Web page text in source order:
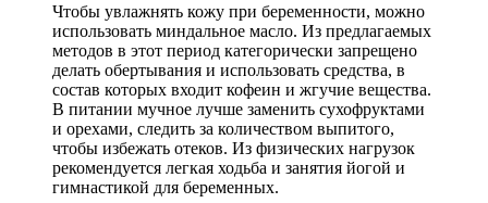
Чтобы увлажнять кожу при беременности, можно
использовать миндальное масло. Из предлагаемых
методов в этот период категорически запрещено
делать обертывания и использовать средства, в
состав которых входит кофеин и жгучие вещества.
В питании мучное лучше заменить сухофруктами
и орехами, следить за количеством выпитого,
чтобы избежать отеков. Из физических нагрузок
рекомендуется легкая ходьба и занятия йогой и
гимнастикой для беременных.